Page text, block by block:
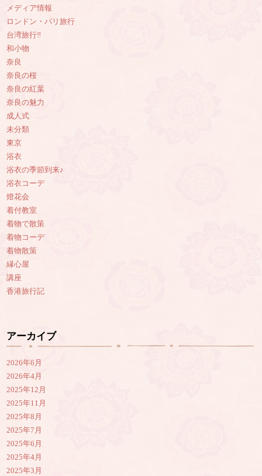
メディア情報
ロンドン・パリ旅行
台湾旅行‼︎
和小物
奈良
奈良の桜
奈良の紅葉
奈良の魅力
成人式
未分類
東京
浴衣
浴衣の季節到来♪
浴衣コーデ
燈花会
着付教室
着物で散策
着物コーデ
着物散策
縁心屋
講座
香港旅行記
アーカイブ
2026年6月
2026年4月
2025年12月
2025年11月
2025年8月
2025年7月
2025年6月
2025年4月
2025年3月